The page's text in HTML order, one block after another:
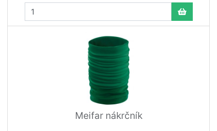
Meifar nákrčník